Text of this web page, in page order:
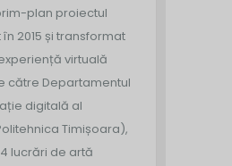
plan proiectul
2015 și transformat
virtuală
către Departamentul
digitală al
Timișoara),
lucrări de artă